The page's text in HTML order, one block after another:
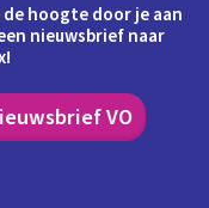
hoogte door je aan
nieuwsbrief naar
VO